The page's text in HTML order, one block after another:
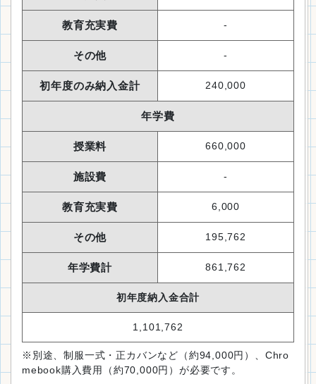
教育充実費 -
その他 -
初年度のみ納入金計 240,000
年学費
授業料 660,000
施設費 -
教育充実費 6,000
その他 195,762
年学費計 861,762
初年度納入金合計
1,101,762
※別途、制服一式・正カバンなど（約94,000円）、Chro
mebook購入費用（約70,000円）が必要です。